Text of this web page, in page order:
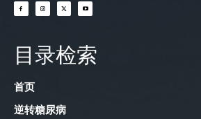
目录检索
首页
逆转糖尿病